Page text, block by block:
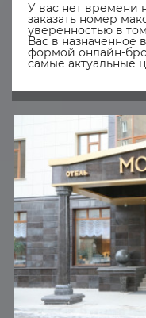
У вас нет времени
заказать номер
уверенностью в
Вас в назначенное
формой онлайн-
самые актуальные